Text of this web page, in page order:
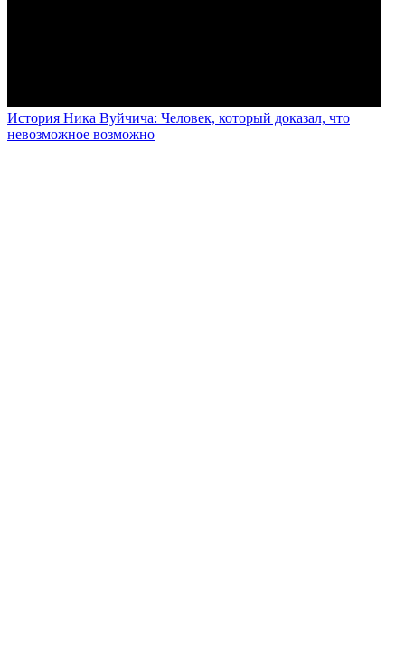
История Ника Вуйчича: Человек, который доказал, что
невозможное возможно